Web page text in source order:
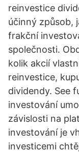
reinvestice
účinný způsob,
frakční
společnosti.
kolik akcií
reinvestice,
dividendy. See
investování
závislosti na
investování je
investicemi